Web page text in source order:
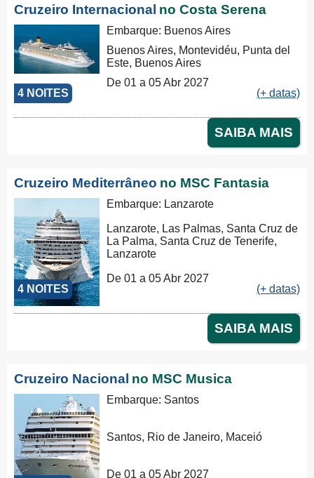
Cruzeiro Internacional no Costa Serena
4 NOITES
Embarque: Buenos Aires
Buenos Aires, Montevidéu, Punta del
Este, Buenos Aires
De 01 a 05 Abr 2027
(+ datas)
SAIBA MAIS
Cruzeiro Mediterrâneo no MSC Fantasia
4 NOITES
Embarque: Lanzarote
Lanzarote, Las Palmas, Santa Cruz de
La Palma, Santa Cruz de Tenerife,
Lanzarote
De 01 a 05 Abr 2027
(+ datas)
SAIBA MAIS
Cruzeiro Nacional no MSC Musica
Embarque: Santos
Santos, Rio de Janeiro, Maceió
De 01 a 05 Abr 2027